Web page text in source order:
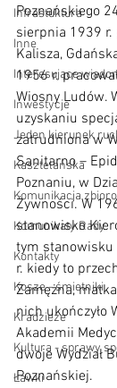
Infrastuktura
Inne
Interesujące
Inwestycje
Jeden kierunek
Kasztelańska
Komunikacja
Komunikaty Rady
Kontakty
Kosze - śmietniki
Kradzieże
Kultura - sprawy
Ławki
Poznańskiego
sierpnia 1939 r.
Kalisza,
1956 r.
Wiosny Ludów.
uzyskaniu
zatrudniona w
Sanitarno –
Poznaniu, w
Żywności. W
stanowisko
tym
r. kiedy to
Zamężna,
nich ukończyło
Akademii
dwoje Wydział
Poznańskiej.